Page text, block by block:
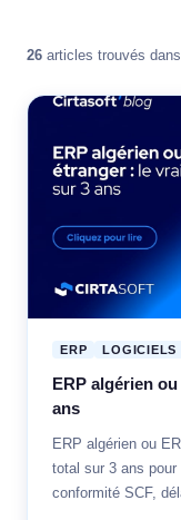
26 articles trouvés dans
ERP LOGICIELS
ERP algérien
ans
ERP algérien ou
total sur 3 ans
conformité SCF,